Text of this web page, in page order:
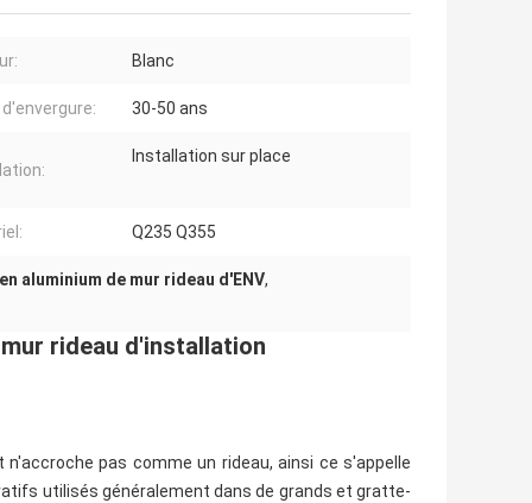
Blanc
d'envergure: 30-50 ans
Installation sur place
Q235 Q355
aluminium de mur rideau d'ENV,
rideau d'installation
pas comme un rideau, ainsi ce s'appelle
utilisés généralement dans de grands et gratte-